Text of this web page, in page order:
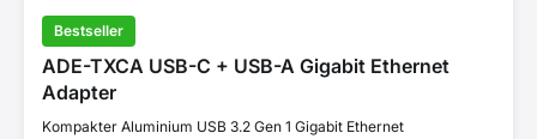
Bestseller
ADE-TXCA USB-C + USB-A Gigabit Ethernet
Adapter
Kompakter Aluminium USB 3.2 Gen 1 Gigabit Ethernet